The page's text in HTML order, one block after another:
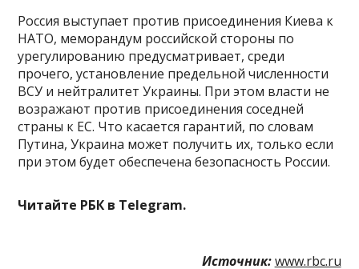
Россия выступает против присоединения Киева к
НАТО, меморандум российской стороны по
урегулированию предусматривает, среди
прочего, установление предельной численности
ВСУ и нейтралитет Украины. При этом власти не
возражают против присоединения соседней
страны к ЕС. Что касается гарантий, по словам
Путина, Украина может получить их, только если
при этом будет обеспечена безопасность России.
Читайте РБК в Telegram.
Источник: www.rbc.ru